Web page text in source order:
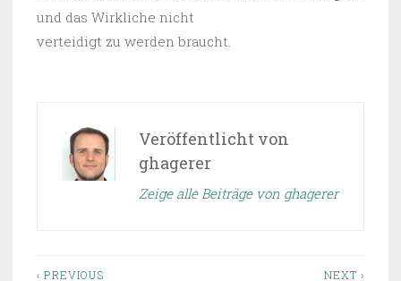
und das Wirkliche nicht
verteidigt zu werden braucht.
Veröffentlicht von
ghagerer
Zeige alle Beiträge von ghagerer
‹ PREVIOUS NEXT ›